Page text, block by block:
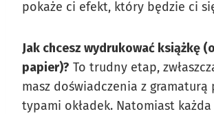
pokaże ci efekt, który będzie ci
Jak chcesz wydrukować książkę
papier)? To trudny etap,
masz doświadczenia z gramaturą
typami okładek. Natomiast